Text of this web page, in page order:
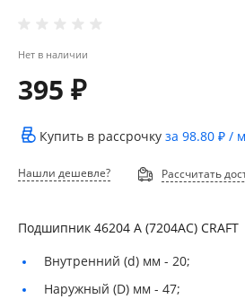
Нет в наличии
395 ₽
Купить в рассрочку за 98.80 ₽ /
Нашли дешевле? Рассчитать
Подшипник 46204 А (7204АС) CRAFT
Внутренний (d) мм - 20;
Наружный (D) мм - 47;